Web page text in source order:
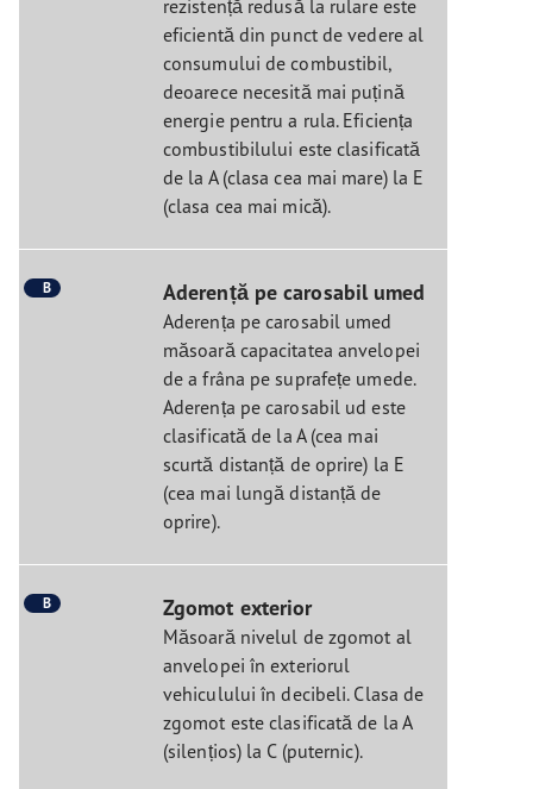
rezistență redusă la rulare este
eficientă din punct de vedere al
consumului de combustibil,
deoarece necesită mai puțină
energie pentru a rula. Eficiența
combustibilului este clasificată
de la A (clasa cea mai mare) la E
(clasa cea mai mică).
B Aderență pe carosabil umed
Aderența pe carosabil umed
măsoară capacitatea anvelopei
de a frâna pe suprafețe umede.
Aderența pe carosabil ud este
clasificată de la A (cea mai
scurtă distanță de oprire) la E
(cea mai lungă distanță de
oprire).
B Zgomot exterior
Măsoară nivelul de zgomot al
anvelopei în exteriorul
vehiculului în decibeli. Clasa de
zgomot este clasificată de la A
(silențios) la C (puternic).